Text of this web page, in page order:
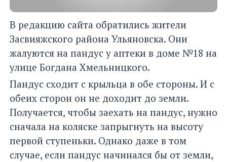
В редакцию сайта обратились жители
Засвияжского района Ульяновска. Они
жалуются на пандус у аптеки в доме №18 на
улице Богдана Хмельницкого.
Пандус сходит с крыльца в обе стороны. И с
обеих сторон он не доходит до земли.
Получается, чтобы заехать на пандус, нужно
сначала на коляске запрыгнуть на высоту
первой ступеньки. Однако даже в том
случае, если пандус начинался бы от земли,